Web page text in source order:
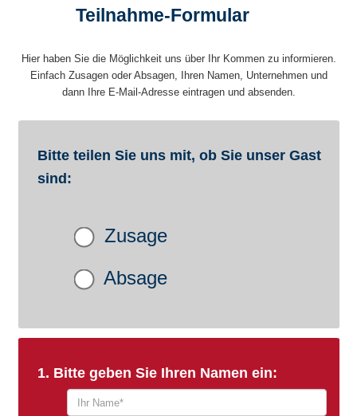
Teilnahme-Formular
Hier haben Sie die Möglichkeit uns über Ihr Kommen zu informieren.
Einfach Zusagen oder Absagen, Ihren Namen, Unternehmen und
dann Ihre E-Mail-Adresse eintragen und absenden.
Bitte teilen Sie uns mit, ob Sie unser Gast
sind:
Zusage
Absage
1. Bitte geben Sie Ihren Namen ein: